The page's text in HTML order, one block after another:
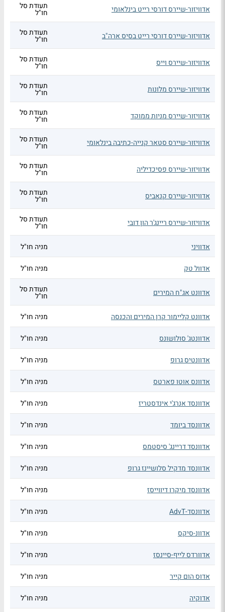
אדוויזור-שיירס דורסי רייט בינלאומי תעודת סל
חו"ל
אדוויזור-שיירס דורסי רייט בסיס ארה"ב תעודת סל
חו"ל
אדוויזור-שיירס וייס תעודת סל
חו"ל
אדוויזור-שיירס מלונות תעודת סל
חו"ל
אדוויזור-שיירס מניות ממוקד תעודת סל
חו"ל
אדוויזור-שיירס סטאר קנייה-כתיבה בינלאומי תעודת סל
חו"ל
אדוויזור-שיירס פסיכדיליה תעודת סל
חו"ל
אדוויזור-שיירס קנאביס תעודת סל
חו"ל
אדוויזור-שיירס ריינג'ר הון דובי תעודת סל
חו"ל
אדוויני
מניה חו"ל
אדוול טק מניה חו"ל
אדוונט אג"ח המירים תעודת סל
חו"ל
אדוונט קליימור קרן המירים והכנסה
מניה חו"ל
אדוונטג' סולושונס מניה חו"ל
אדוונטיס גרופ מניה חו"ל
אדוונס אוטו פארטס מניה חו"ל
אדוונסד אנרג'י אינדסטריז מניה חו"ל
אדוונסד ביומד מניה חו"ל
אדוונסד דריינג' סיסטמס מניה חו"ל
אדוונסד מדקיל סלושיינז גרופ מניה חו"ל
אדוונסד מיקרו דיווייסז מניה חו"ל
אדוונסד-AdvT מניה חו"ל
אדוונ-סיקס מניה חו"ל
אדוורדס לייף-סיינסז מניה חו"ל
אדוס הום קייר מניה חו"ל
אדוקיה מניה חו"ל